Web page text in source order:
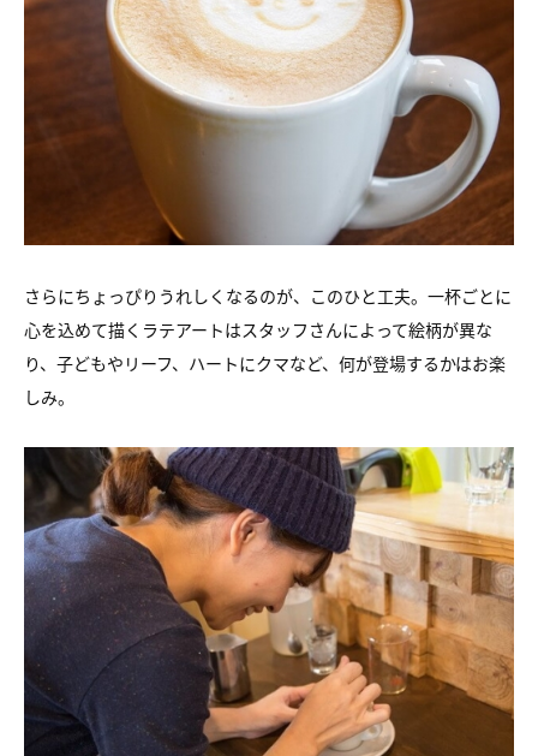
さらにちょっぴりうれしくなるのが、このひと工夫。一杯ごとに
心を込めて描くラテアートはスタッフさんによって絵柄が異な
り、子どもやリーフ、ハートにクマなど、何が登場するかはお楽
しみ。